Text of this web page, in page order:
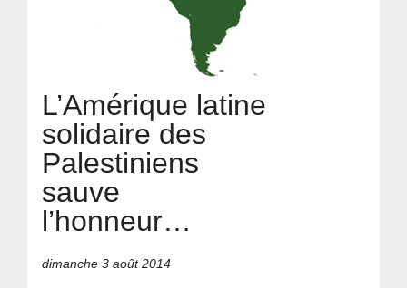
L’Amérique latine
solidaire des
Palestiniens
sauve
l’honneur…
dimanche 3 août 2014